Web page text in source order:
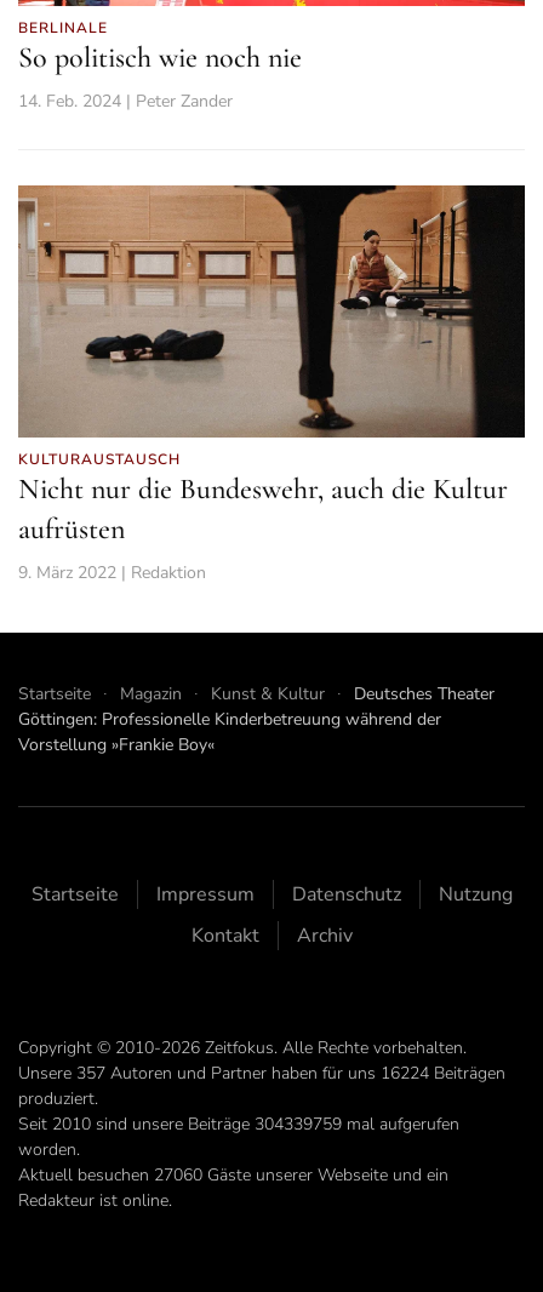
BERLINALE
So politisch wie noch nie
14. Feb. 2024 | Peter Zander
KULTURAUSTAUSCH
Nicht nur die Bundeswehr, auch die Kultur
aufrüsten
9. März 2022 | Redaktion
Startseite Magazin Kunst & Kultur
Deutsches Theater
Göttingen: Professionelle Kinderbetreuung während der
Vorstellung »Frankie Boy«
Startseite Impressum Datenschutz
Nutzung
Kontakt
Archiv
Copyright © 2010-2026 Zeitfokus. Alle Rechte vorbehalten.
Unsere 357 Autoren und Partner haben für uns 16224 Beiträgen
produziert.
Seit 2010 sind unsere Beiträge 304339759 mal aufgerufen
worden.
Aktuell besuchen 27060 Gäste unserer Webseite und ein
Redakteur ist online.